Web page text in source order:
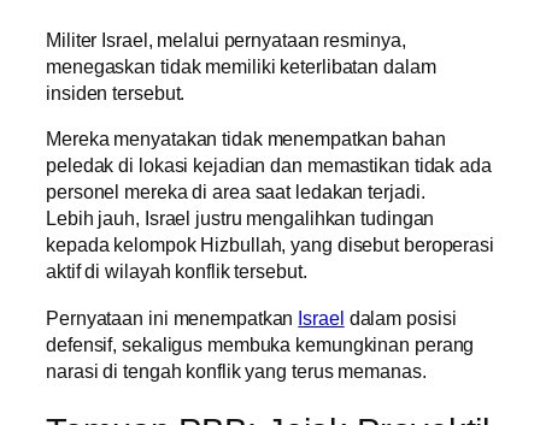
Militer Israel, melalui pernyataan resminya,
menegaskan tidak memiliki keterlibatan dalam
insiden tersebut.
Mereka menyatakan tidak menempatkan bahan
peledak di lokasi kejadian dan memastikan tidak ada
personel mereka di area saat ledakan terjadi.
Lebih jauh, Israel justru mengalihkan tudingan
kepada kelompok Hizbullah, yang disebut beroperasi
aktif di wilayah konflik tersebut.
Pernyataan ini menempatkan Israel dalam posisi
defensif, sekaligus membuka kemungkinan perang
narasi di tengah konflik yang terus memanas.